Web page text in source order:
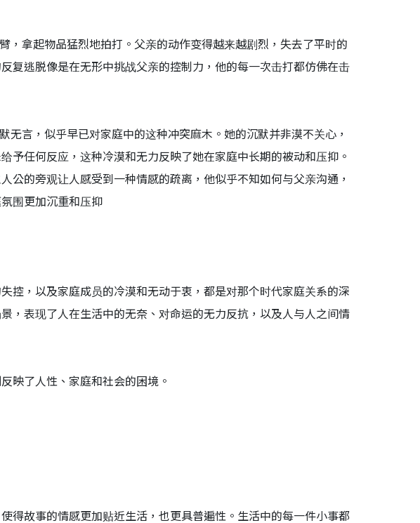
拿起物品猛烈地拍打。父亲的动作变得越来越剧烈，失去了平时的
复逃脱像是在无形中挑战父亲的控制力，他的每一次击打都仿佛在击
言，似乎早已对家庭中的这种冲突麻木。她的沉默并非漠不关心，
任何反应，这种冷漠和无力反映了她在家庭中长期的被动和压抑。
的旁观让人感受到一种情感的疏离，他似乎不知如何与父亲沟通，
围更加沉重和压抑
控，以及家庭成员的冷漠和无动于衷，都是对那个时代家庭关系的深
，表现了人在生活中的无奈、对命运的无力反抗，以及人与人之间情
映了人性、家庭和社会的困境。
得故事的情感更加贴近生活，也更具普遍性。生活中的每一件小事都